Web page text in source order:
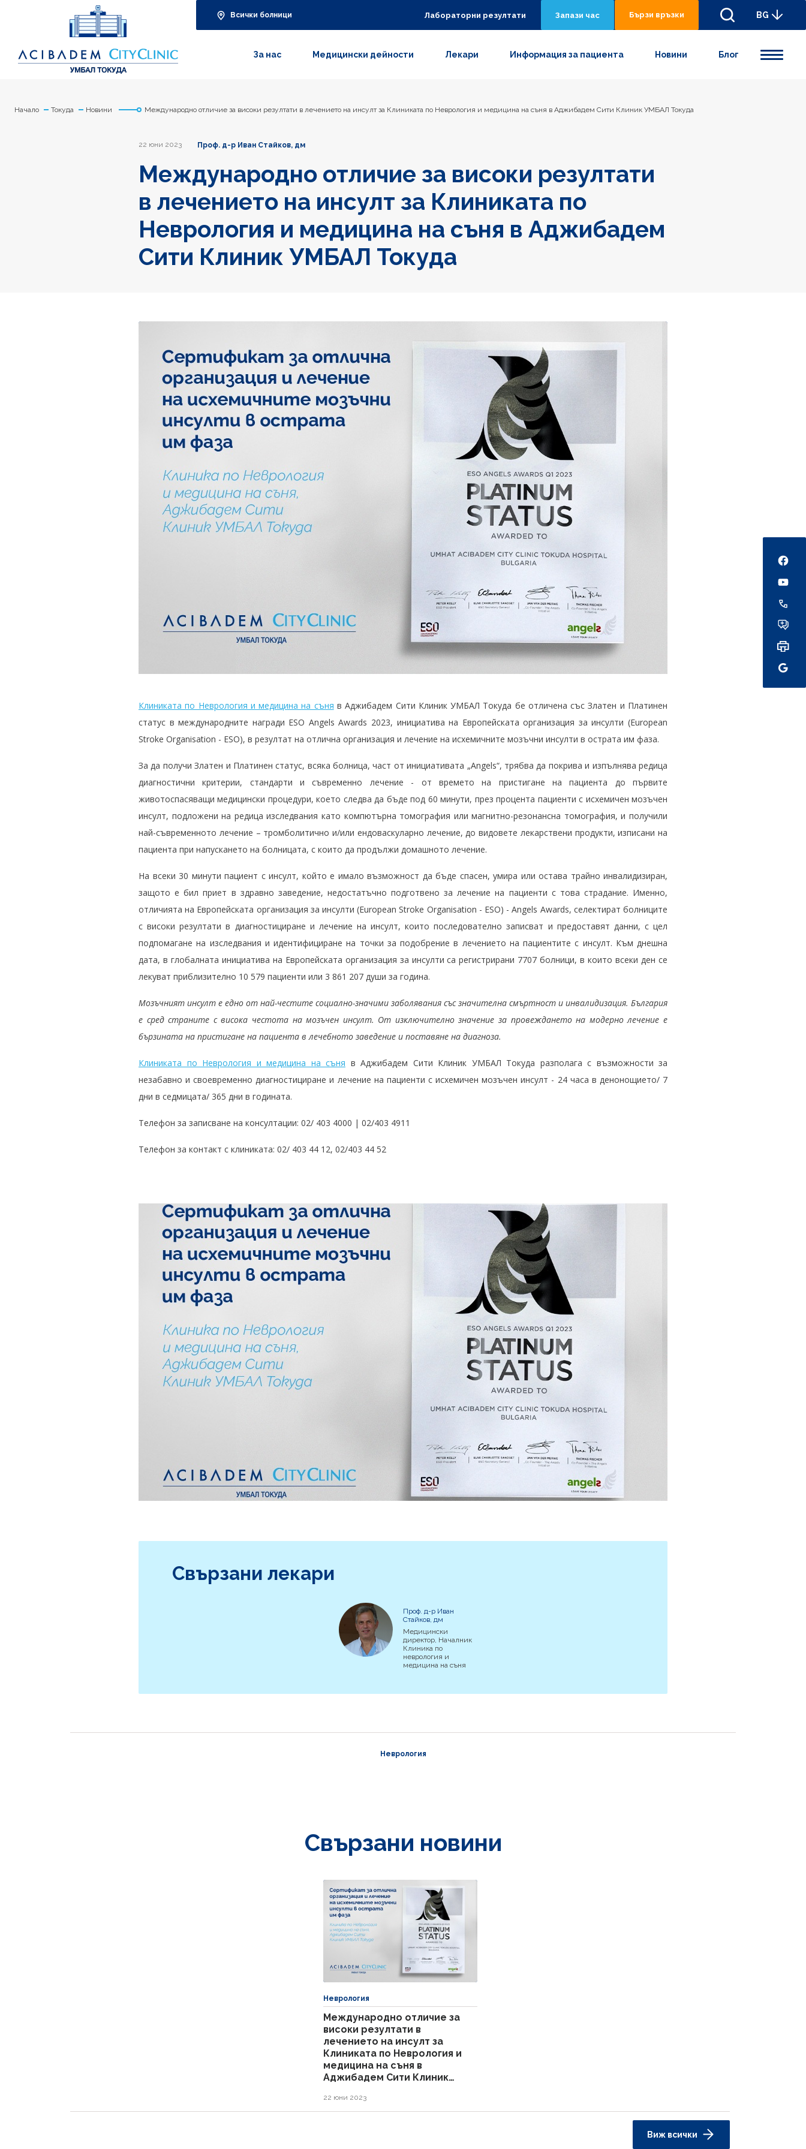
Всички болници Лабораторни резултати Запази час Бързи връзки BG
За нас Медицински дейности Лекари Информация за пациента Новини Блог
Начало Токуда Новини Международно отличие за високи резултати в лечението на инсулт за Клиниката по Неврология и медицина на съня в Аджибадем Сити Клиник УМБАЛ Токуда
22 юни 2023 Проф. д-р Иван Стайков, дм
Международно отличие за високи резултати
в лечението на инсулт за Клиниката по
Неврология и медицина на съня в Аджибадем
Сити Клиник УМБАЛ Токуда
Клиниката по Неврология и медицина на съня в Аджибадем Сити Клиник УМБАЛ Токуда бе отличена със Златен и Платинен
статус в международните награди ESO Angels Awards 2023, инициатива на Европейската организация за инсулти (European
Stroke Organisation - ESO), в резултат на отлична организация и лечение на исхемичните мозъчни инсулти в острата им фаза.
За да получи Златен и Платинен статус, всяка болница, част от инициативата „Angels“, трябва да покрива и изпълнява редица
диагностични критерии, стандарти и съвременно лечение - от времето на пристигане на пациента до първите
животоспасяващи медицински процедури, което следва да бъде под 60 минути, през процента пациенти с исхемичен мозъчен
инсулт, подложени на редица изследвания като компютърна томография или магнитно-резонансна томография, и получили
най-съвременното лечение – тромболитично и/или ендоваскуларно лечение, до видовете лекарствени продукти, изписани на
пациента при напускането на болницата, с които да продължи домашното лечение.
На всеки 30 минути пациент с инсулт, който е имало възможност да бъде спасен, умира или остава трайно инвалидизиран,
защото е бил приет в здравно заведение, недостатъчно подготвено за лечение на пациенти с това страдание. Именно,
отличията на Европейската организация за инсулти (European Stroke Organisation - ESO) - Angels Awards, селектират болниците
с високи резултати в диагностициране и лечение на инсулт, които последователно записват и предоставят данни, с цел
подпомагане на изследвания и идентифициране на точки за подобрение в лечението на пациентите с инсулт. Към днешна
дата, в глобалната инициатива на Европейската организация за инсулти са регистрирани 7707 болници, в които всеки ден се
лекуват приблизително 10 579 пациенти или 3 861 207 души за година.
Мозъчният инсулт е едно от най-честите социално-значими заболявания със значителна смъртност и инвалидизация. България
е сред страните с висока честота на мозъчен инсулт. От изключително значение за провеждането на модерно лечение е
бързината на пристигане на пациента в лечебното заведение и поставяне на диагноза.
Клиниката по Неврология и медицина на съня в Аджибадем Сити Клиник УМБАЛ Токуда разполага с възможности за
незабавно и своевременно диагностициране и лечение на пациенти с исхемичен мозъчен инсулт - 24 часа в денонощието/ 7
дни в седмицата/ 365 дни в годината.
Телефон за записване на консултации: 02/ 403 4000 | 02/403 4911
Телефон за контакт с клиниката: 02/ 403 44 12, 02/403 44 52
Свързани лекари
Проф. д-р Иван
Стайков, дм
Медицински
директор, Началник
Клиника по
неврология и
медицина на съня
Неврология
Свързани новини
Неврология
Международно отличие за
високи резултати в
лечението на инсулт за
Клиниката по Неврология и
медицина на съня в
Аджибадем Сити Клиник
22 юни 2023
Виж всички